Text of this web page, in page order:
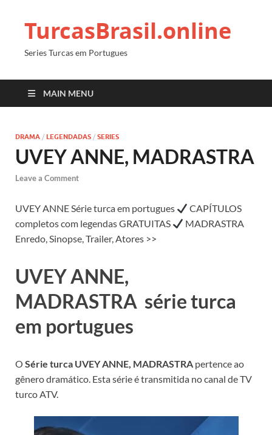
TurcasBrasil.online
Series Turcas em Portugues
MAIN MENU
DRAMA / LEGENDADAS / SERIES
UVEY ANNE, MADRASTRA
Leave a Comment
UVEY ANNE Série turca em portugues
CAPÍTULOS
completos com legendas GRATUITAS
MADRASTRA
Enredo, Sinopse, Trailer, Atores >>
UVEY ANNE,
MADRASTRA série turca
em portugues
O Série turca UVEY ANNE, MADRASTRA pertence ao
gênero dramático. Esta série é transmitida no canal de TV
turco ATV.